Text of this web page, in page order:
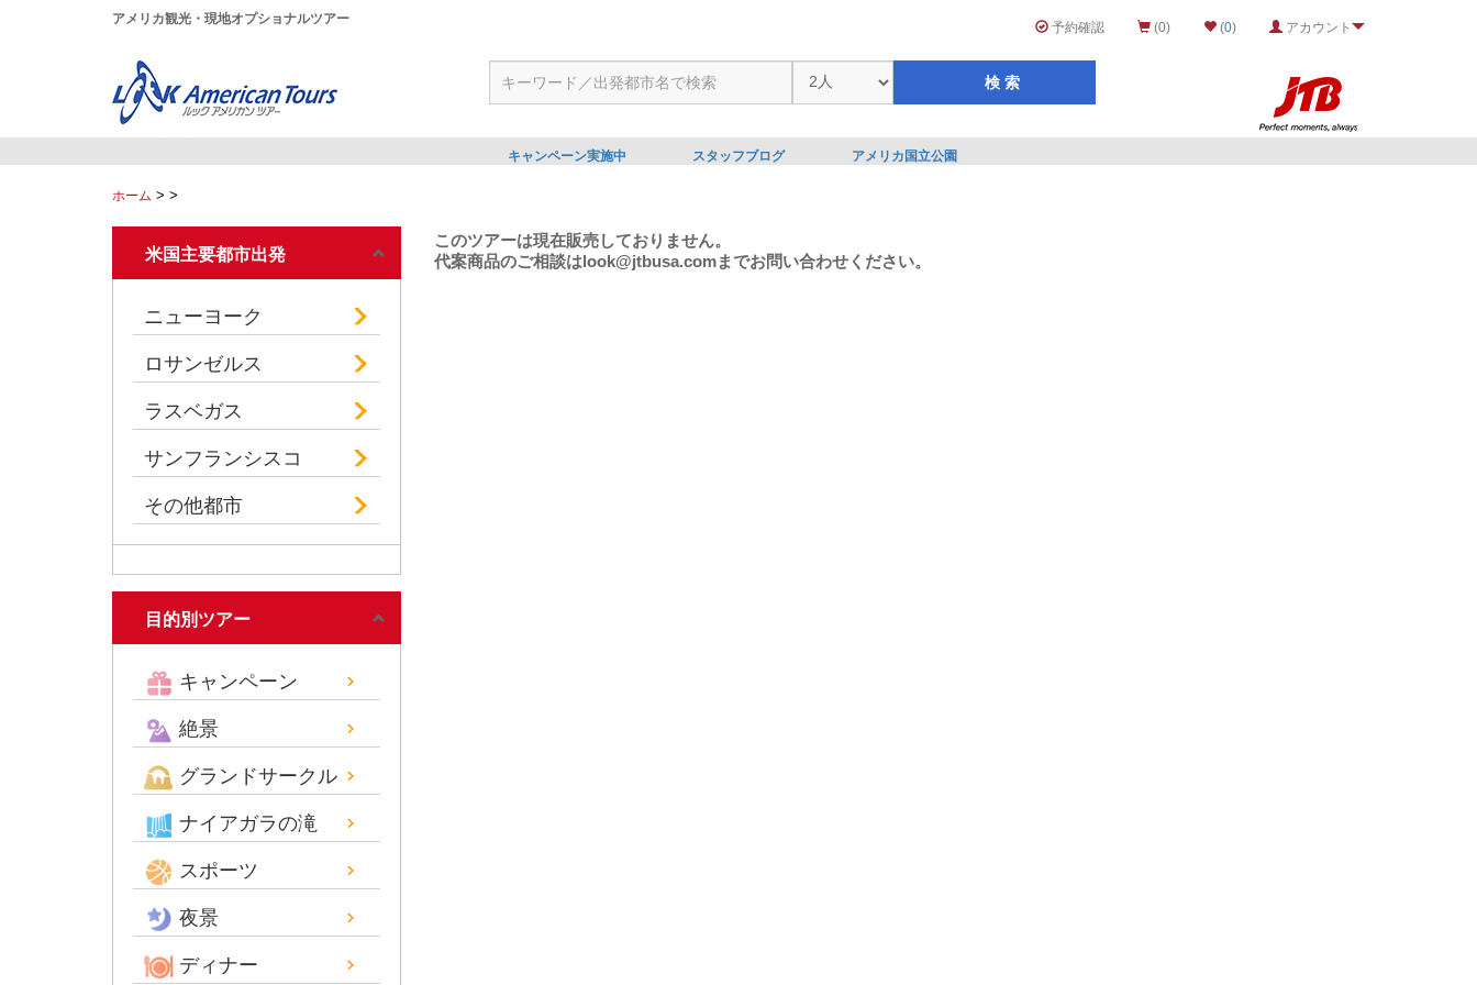
アメリカ観光・現地オプショナルツアー
予約確認 (0) (0) アカウント
キャンペーン実施中 スタッフブログ アメリカ国立公園
ホーム > >
米国主要都市出発
ニューヨーク
ロサンゼルス
ラスベガス
サンフランシスコ
その他都市
目的別ツアー
キャンペーン
絶景
グランドサークル
ナイアガラの滝
スポーツ
夜景
ディナー
このツアーは現在販売しておりません。
代案商品のご相談はlook@jtbusa.comまでお問い合わせください。